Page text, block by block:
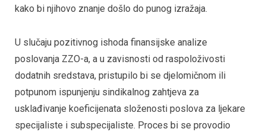
kako bi njihovo znanje došlo do punog izražaja.
U slučaju pozitivnog ishoda finansijske analize
poslovanja ZZO-a, a u zavisnosti od raspoloživosti
dodatnih sredstava, pristupilo bi se djelomičnom ili
potpunom ispunjenju sindikalnog zahtjeva za
usklađivanje koeficijenata složenosti poslova za ljekare
specijaliste i subspecijaliste. Proces bi se provodio